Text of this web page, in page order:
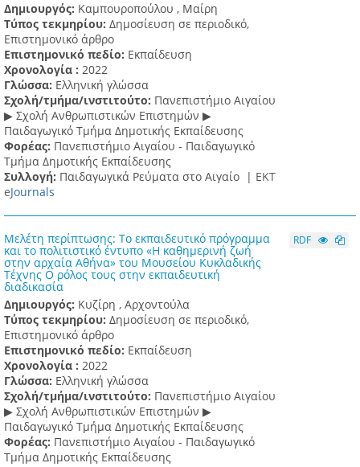
Δημιουργός: Καμπουροπούλου , Μαίρη
Τύπος τεκμηρίου: Δημοσίευση σε περιοδικό,
Επιστημονικό άρθρο
Επιστημονικό πεδίο: Εκπαίδευση
Χρονολογία : 2022
Γλώσσα: Ελληνική γλώσσα
Σχολή/τμήμα/ινστιτούτο: Πανεπιστήμιο Αιγαίου
▶ Σχολή Ανθρωπιστικών Επιστημών ▶
Παιδαγωγικό Τμήμα Δημοτικής Εκπαίδευσης
Φορέας: Πανεπιστήμιο Αιγαίου - Παιδαγωγικό
Τμήμα Δημοτικής Εκπαίδευσης
Συλλογή: Παιδαγωγικά Ρεύματα στο Αιγαίο | ΕΚΤ
eJournals
Μελέτη περίπτωσης: Το εκπαιδευτικό πρόγραμμα
και το πολιτιστικό έντυπο «Η καθημερινή ζωή
στην αρχαία Αθήνα» του Μουσείου Κυκλαδικής
Τέχνης Ο ρόλος τους στην εκπαιδευτική
διαδικασία
Δημιουργός: Κυζίρη , Αρχοντούλα
Τύπος τεκμηρίου: Δημοσίευση σε περιοδικό,
Επιστημονικό άρθρο
Επιστημονικό πεδίο: Εκπαίδευση
Χρονολογία : 2022
Γλώσσα: Ελληνική γλώσσα
Σχολή/τμήμα/ινστιτούτο: Πανεπιστήμιο Αιγαίου
▶ Σχολή Ανθρωπιστικών Επιστημών ▶
Παιδαγωγικό Τμήμα Δημοτικής Εκπαίδευσης
Φορέας: Πανεπιστήμιο Αιγαίου - Παιδαγωγικό
Τμήμα Δημοτικής Εκπαίδευσης
RDF